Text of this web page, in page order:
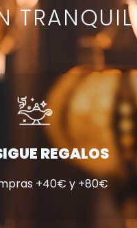
REGALOS
+40€ y +80€